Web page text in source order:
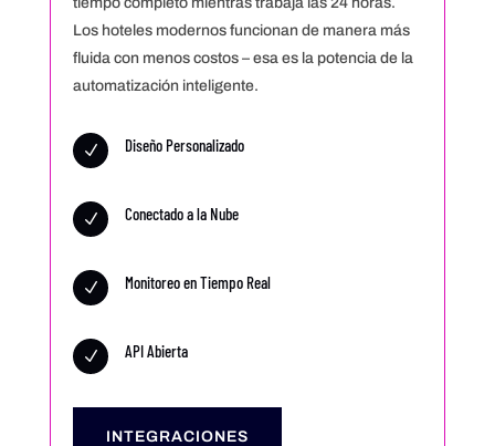
Los hoteles modernos funcionan de manera más
fluida con menos costos – esa es la potencia de la
automatización inteligente.
N Diseño Personalizado
N Conectado a la Nube
N Monitoreo en Tiempo Real
N API Abierta
INTEGRACIONES